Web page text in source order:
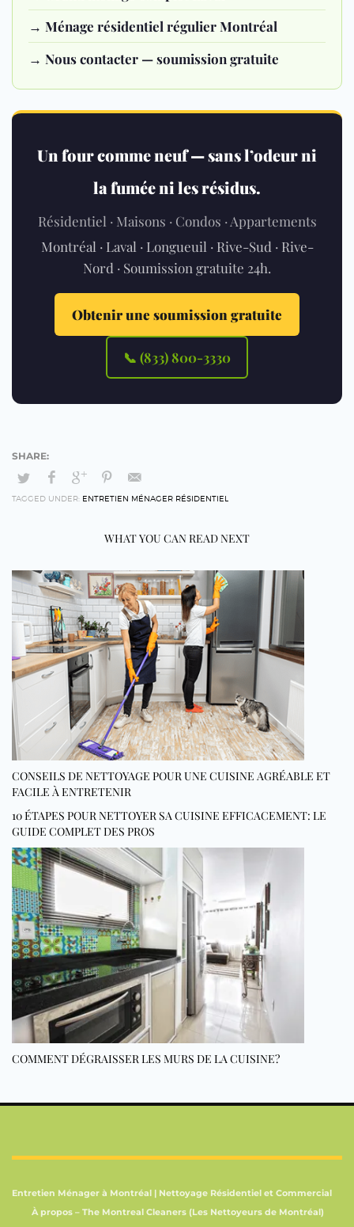
→ Ménage résidentiel régulier Montréal
→ Nous contacter — soumission gratuite
Un four comme neuf — sans l’odeur ni
la fumée ni les résidus.
Résidentiel · Maisons · Condos · Appartements
Montréal · Laval · Longueuil · Rive-Sud · Rive-
Nord · Soumission gratuite 24h.
Obtenir une soumission gratuite
📞 (833) 800-3330
TAGGED UNDER: ENTRETIEN MÉNAGER RÉSIDENTIEL
WHAT YOU CAN READ NEXT
CONSEILS DE NETTOYAGE POUR UNE CUISINE AGRÉABLE ET
FACILE À ENTRETENIR
10 ÉTAPES POUR NETTOYER SA CUISINE EFFICACEMENT: LE
GUIDE COMPLET DES PROS
COMMENT DÉGRAISSER LES MURS DE LA CUISINE?
Entretien Ménager à Montréal | Nettoyage Résidentiel et Commercial
À propos – The Montreal Cleaners (Les Nettoyeurs de Montréal)